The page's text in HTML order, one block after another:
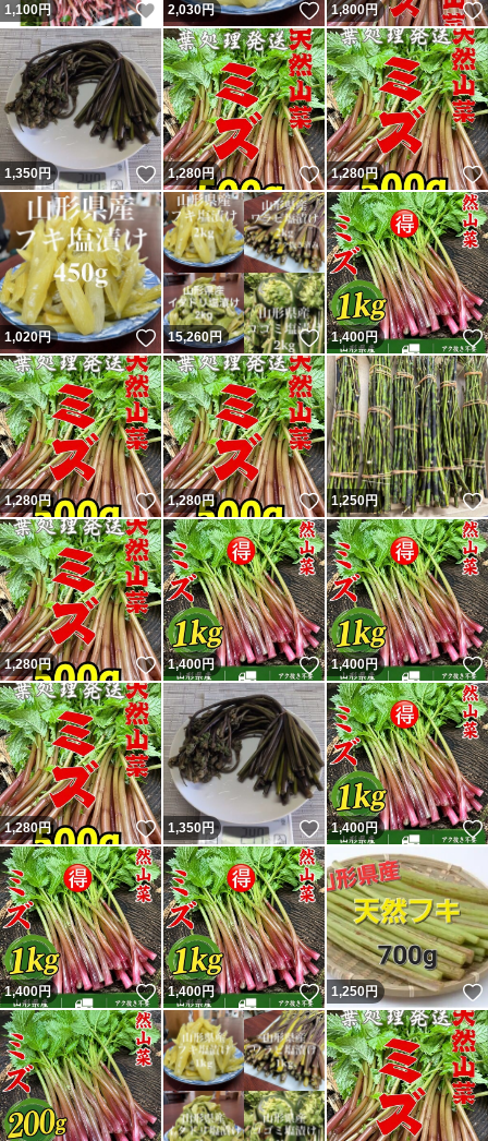
1,100円 いいね！
2,030円 いいね！
1,800円
1,350円 いいね！
1,280円 いいね！
1,280円
1,020円 いいね！
15,260円 いいね！
1,400円
1,280円 いいね！
1,280円 いいね！
1,250円
1,280円 いいね！
1,400円 いいね！
1,400円
1,280円 いいね！
1,350円 いいね！
1,400円
1,400円 いいね！
1,400円 いいね！
1,250円